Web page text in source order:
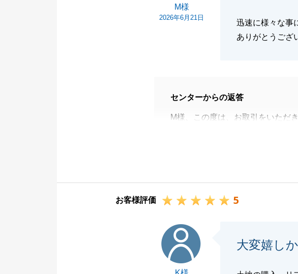
M様
2026年6月21日
迅速に様々な事
ありがとうござ
センターからの返答
M様、この度は、お取引をいただ
不動産のお取引はお客さまにとっ
お取引は一度完了いたしましたが
これからもお客さまに寄り添った
改めて、この度は素敵なご縁をい
お客様評価 5
大変嬉し